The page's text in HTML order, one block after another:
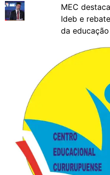
MEC
Ideb e
da educação